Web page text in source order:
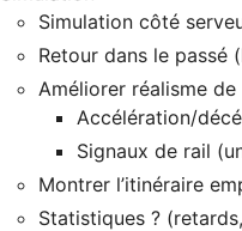
Simulation côté
Retour dans le passé
Améliorer réalisme
Accélération/
Signaux de rail
Montrer l’itinéraire
Statistiques ?